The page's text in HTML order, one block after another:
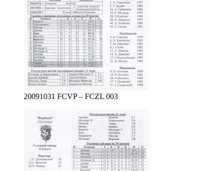
20091031 FCVP – FCZL 003